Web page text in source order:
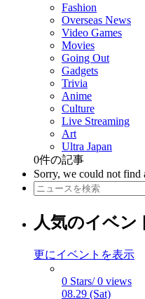
Fashion
Overseas News
Video Games
Movies
Going Out
Gadgets
Trivia
Anime
Culture
Live Streaming
Art
Ultra Japan
0件の記事
Sorry, we could not find
人気のイベン
更にイベントを表示
0 Stars/ 0 views
08.29 (Sat)